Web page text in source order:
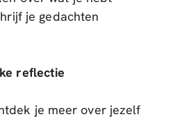
je gedachten
reflectie
je meer over jezelf